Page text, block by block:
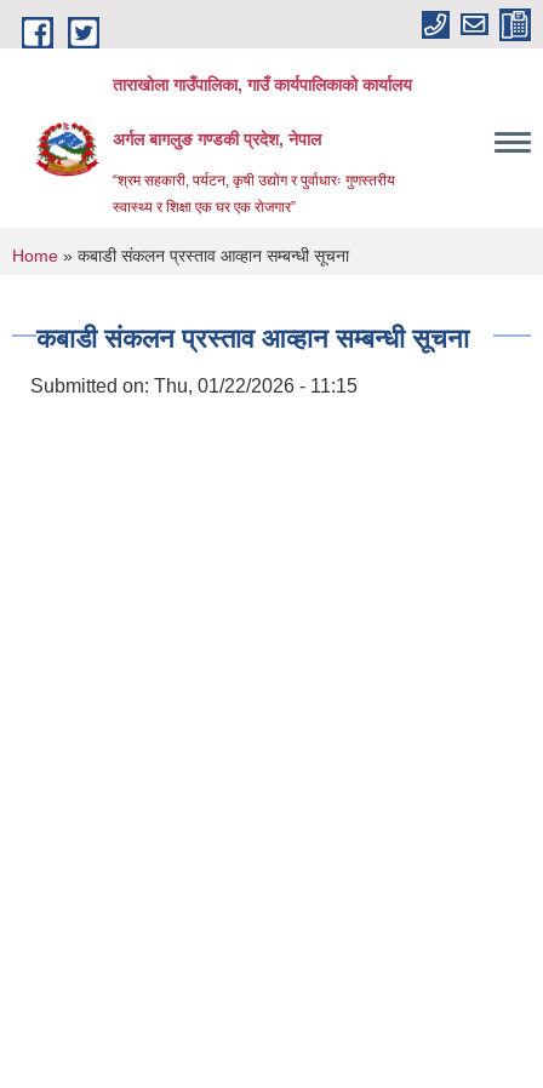
Skip to main content
ताराखोला गाउँपालिका, गाउँ कार्यपालिकाको कार्यालय
अर्गल बागलुङ गण्डकी प्रदेश, नेपाल
“श्रम सहकारी, पर्यटन, कृषी उद्योग र पुर्वाधारः गुणस्तरीय
स्वास्थ्य र शिक्षा एक घर एक रोजगार”
You are here
Home » कबाडी संकलन प्रस्ताव आव्हान सम्बन्धी सूचना
कबाडी संकलन प्रस्ताव आव्हान सम्बन्धी सूचना
Submitted on: Thu, 01/22/2026 - 11:15